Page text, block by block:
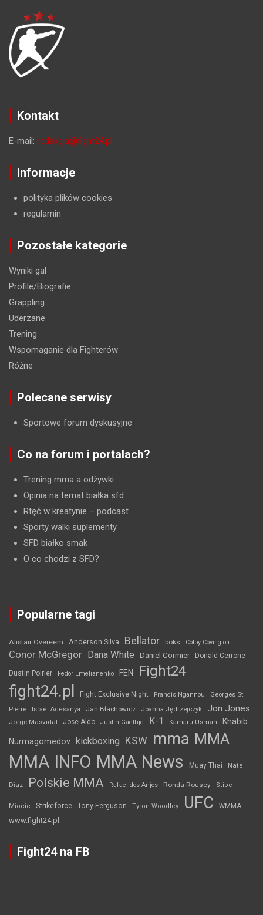
Kontakt
E-mail: redakcja@fight24.pl
Informacje
polityka plików cookies
regulamin
Pozostałe kategorie
Wyniki gal
Profile/Biografie
Grappling
Uderzane
Trening
Wspomaganie dla Fighterów
Różne
Polecane serwisy
Sportowe forum dyskusyjne
Co na forum i portalach?
Trening mma a odżywki
Opinia na temat białka sfd
Rtęć w kreatynie – podcast
Sporty walki suplementy
SFD białko smak
O co chodzi z SFD?
Popularne tagi
Alistair Overeem Anderson Silva Bellator boks Colby Covington
Conor McGregor Dana White Daniel Cormier Donald Cerrone
Dustin Poirier Fedor Emelianenko FEN Fight24
fight24.pl Fight Exclusive Night Francis Ngannou
Georges St.
Pierre
Israel Adesanya Jan Błachowicz Joanna Jędrzejczyk Jon Jones
Jorge Masvidal Jose Aldo Justin Gaethje K-1 Kamaru Usman Khabib
Nurmagomedov kickboxing KSW mma MMA
MMA INFO MMA News Muay Thai Nate
Diaz Polskie MMA Rafael dos Anjos Ronda Rousey Stipe
Miocic Strikeforce Tony Ferguson Tyron Woodley UFC WMMA
www.fight24.pl
Fight24 na FB